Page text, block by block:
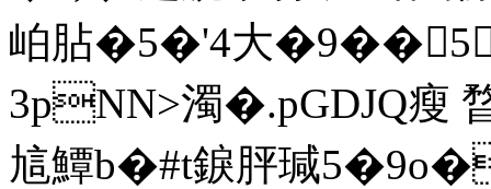
岶胋�5�'4大
3pNN>濁�.pGDJQ
訄鱏b�#t錑胓瑊